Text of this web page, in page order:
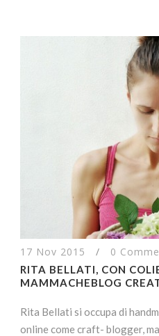
17 Nov 2015 / 0
RITA BELLATI, CON
MAMMACHEBLOG
Rita Bellati si occupa di
online come craft- blogger,